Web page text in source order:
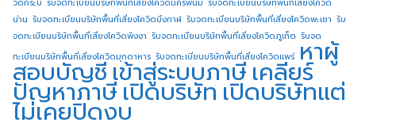
น่าน รับจดทะเบียนบริษัทพื้นที่เสี่ยงโควิดบึงกาฬ รับจดทะเบียนบริษัทพื้นที่เสี่ยงโควิดพะเยา รับ
จดทะเบียนบริษัทพื้นที่เสี่ยงโควิดพังงา รับจดทะเบียนบริษัทพื้นที่เสี่ยงโควิดภูเก็ต รับจด
ทะเบียนบริษัทพื้นที่เสี่ยงโควิดมุกดาหาร รับจดทะเบียนบริษัทพื้นที่เสี่ยงโควิดแพร่ หาผู้
สอบบัญชี เข้าสู่ระบบภาษี เคลียร์
ปัญหาภาษีเปิดบริษัทเปิดบริษัทแต่
ไม่เคยปิดงบ